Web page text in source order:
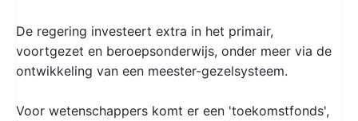
De regering investeert extra in het primair,
voortgezet en beroepsonderwijs, onder meer via de
ontwikkeling van een meester-gezelsysteem.
Voor wetenschappers komt er een 'toekomstfonds',